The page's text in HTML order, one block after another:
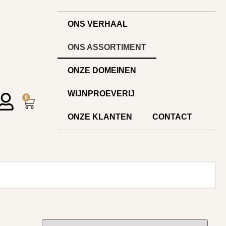
0
ONS VERHAAL
ONS ASSORTIMENT
ONZE DOMEINEN
WIJNPROEVERIJ
ONZE KLANTEN CONTACT